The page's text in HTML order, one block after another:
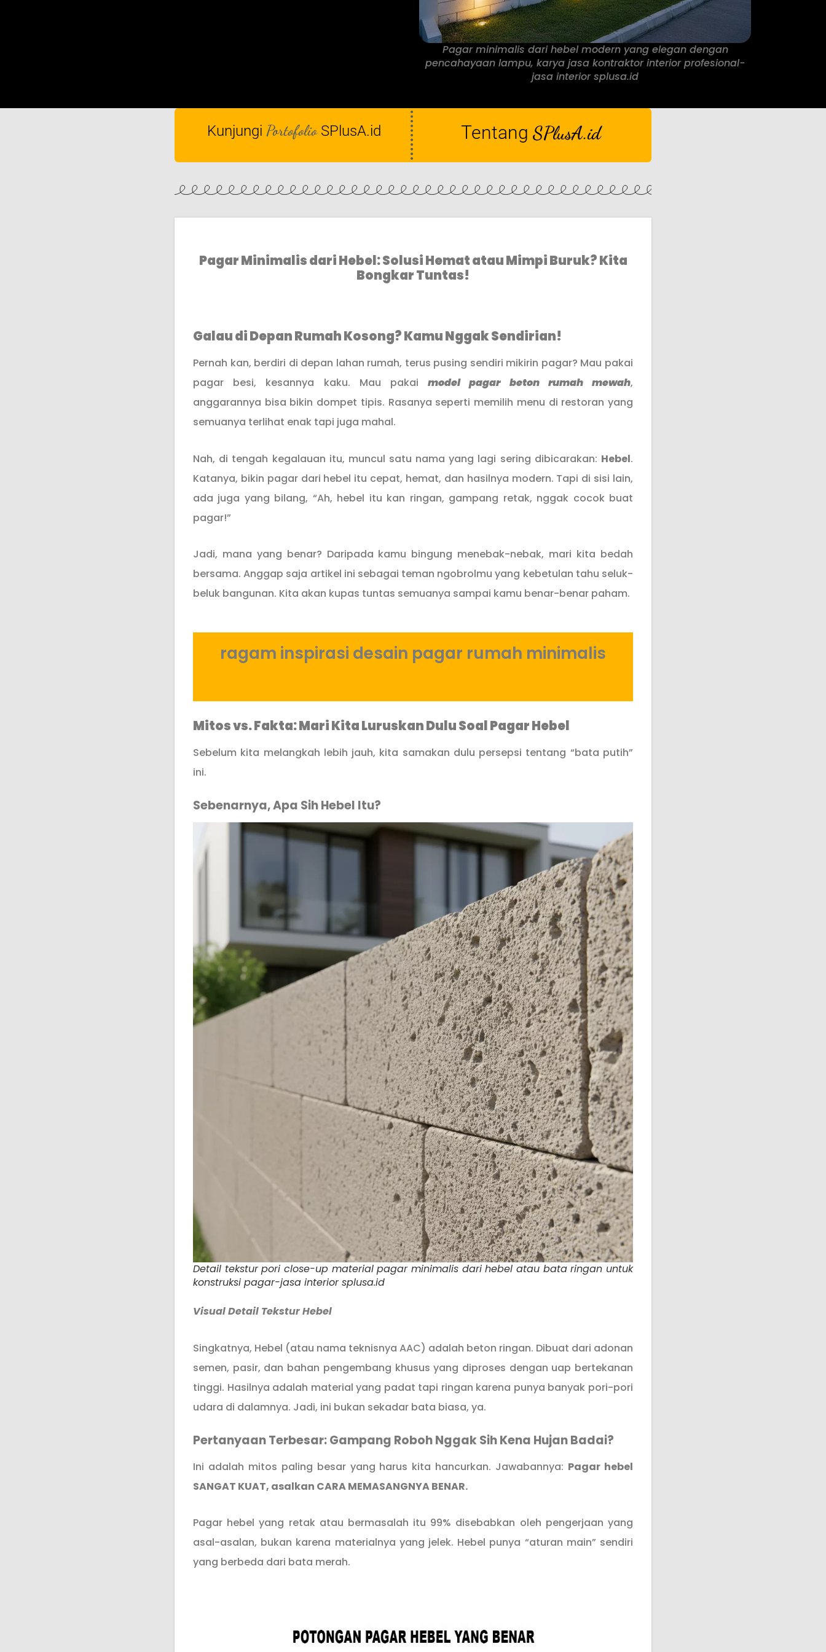
Pagar minimalis dari hebel modern yang elegan dengan
pencahayaan lampu, karya jasa kontraktor interior profesional-
jasa interior splusa.id
Kunjungi Portofolio SPlusA.id Tentang SPlusA.id
Pagar Minimalis dari Hebel: Solusi Hemat atau Mimpi Buruk? Kita
Bongkar Tuntas!
Galau di Depan Rumah Kosong? Kamu Nggak Sendirian!
Pernah kan, berdiri di depan lahan rumah, terus pusing sendiri mikirin pagar? Mau pakai
pagar besi, kesannya kaku. Mau pakaimodel pagar beton rumah mewah,
anggarannya bisa bikin dompet tipis. Rasanya seperti memilih menu di restoran yang
semuanya terlihat enak tapi juga mahal.
Nah, di tengah kegalauan itu, muncul satu nama yang lagi sering dibicarakan: Hebel.
Katanya, bikin pagar dari hebel itu cepat, hemat, dan hasilnya modern. Tapi di sisi lain,
ada juga yang bilang, “Ah, hebel itu kan ringan, gampang retak, nggak cocok buat
pagar!”
Jadi, mana yang benar? Daripada kamu bingung menebak-nebak, mari kita bedah
bersama. Anggap saja artikel ini sebagai teman ngobrolmu yang kebetulan tahu seluk-
beluk bangunan. Kita akan kupas tuntas semuanya sampai kamu benar-benar paham.
ragam inspirasi desain pagar rumah minimalis
Mitos vs. Fakta: Mari Kita Luruskan Dulu Soal Pagar Hebel
Sebelum kita melangkah lebih jauh, kita samakan dulu persepsi tentang “bata putih”
ini.
Sebenarnya, Apa Sih Hebel Itu?
Detail tekstur pori close-up material pagar minimalis dari hebel atau bata ringan untuk
konstruksi pagar-jasa interior splusa.id
Visual Detail Tekstur Hebel
Singkatnya, Hebel (atau nama teknisnya AAC) adalah beton ringan. Dibuat dari adonan
semen, pasir, dan bahan pengembang khusus yang diproses dengan uap bertekanan
tinggi. Hasilnya adalah material yang padat tapi ringan karena punya banyak pori-pori
udara di dalamnya. Jadi, ini bukan sekadar bata biasa, ya.
Pertanyaan Terbesar: Gampang Roboh Nggak Sih Kena Hujan Badai?
Ini adalah mitos paling besar yang harus kita hancurkan. Jawabannya: Pagar hebel
SANGAT KUAT, asalkan CARA MEMASANGNYA BENAR.
Pagar hebel yang retak atau bermasalah itu 99% disebabkan oleh pengerjaan yang
asal-asalan, bukan karena materialnya yang jelek. Hebel punya “aturan main” sendiri
yang berbeda dari bata merah.